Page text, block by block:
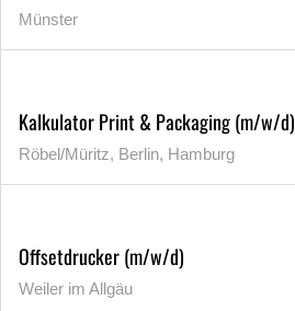
Münster
Kalkulator Print & Packaging (m/w/d)
Röbel/Müritz, Berlin, Hamburg
Offsetdrucker (m/w/d)
Weiler im Allgäu